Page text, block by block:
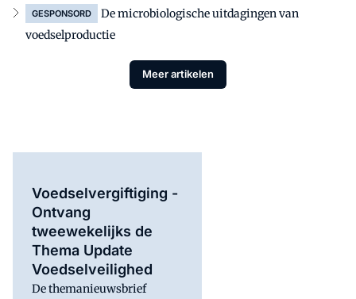
GESPONSORD
De microbiologische uitdagingen van
voedselproductie
Meer artikelen
Voedselvergiftiging -
Ontvang
tweewekelijks de
Thema Update
Voedselveilighed
De themanieuwsbrief